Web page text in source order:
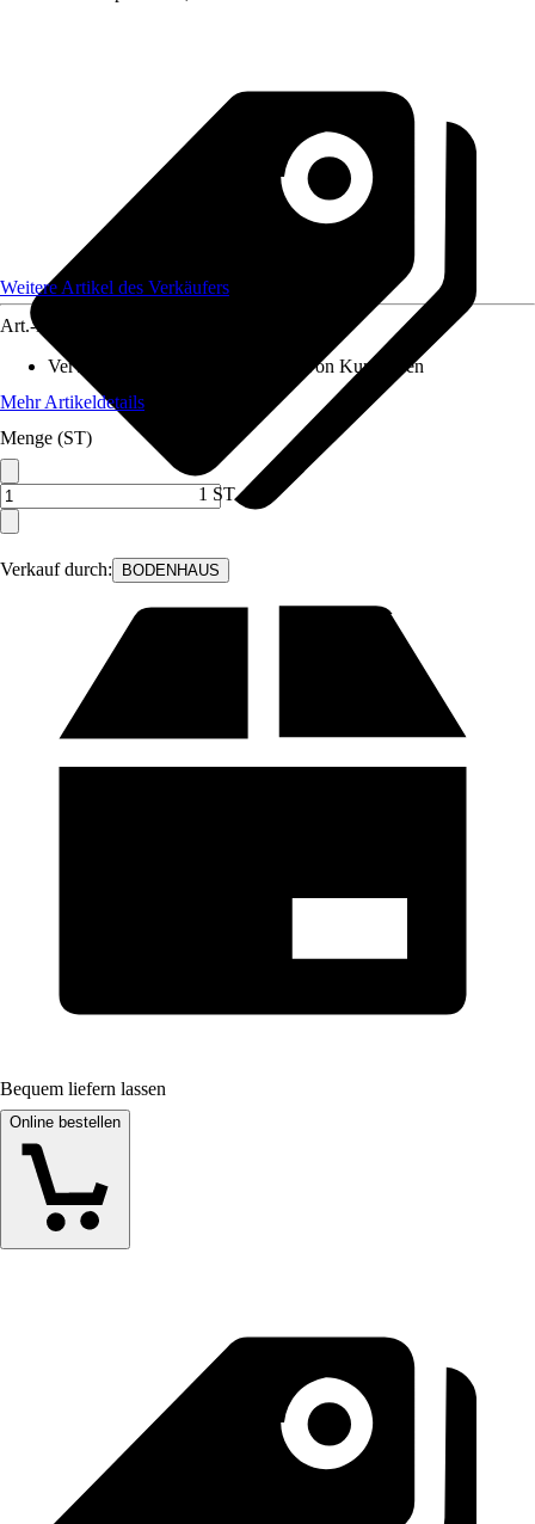
Verkauf durch: BODENHAUS
Weitere Artikel des Verkäufers
Art.-Nr.
Verwendungszweck
Befestigung von Kunstrasen
Mehr Artikeldetails
Menge (ST)
1 ST
Bequem liefern lassen
Online bestellen